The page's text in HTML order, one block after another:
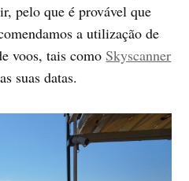
pelo que é provável que
a utilização de
voos, tais como Skyscanner
suas datas.